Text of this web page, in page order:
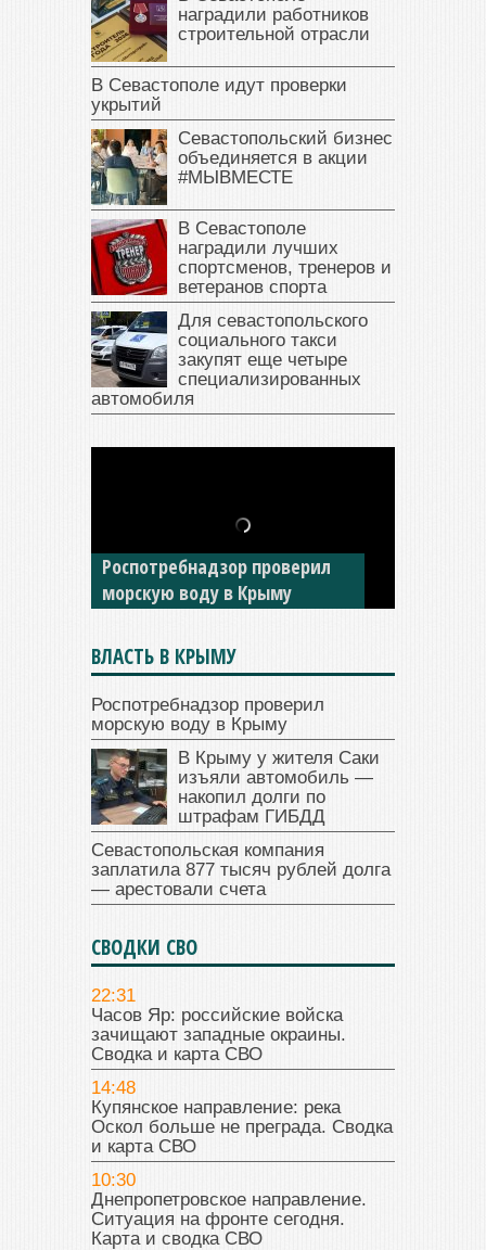
наградили работников
строительной отрасли
В Севастополе идут проверки
укрытий
Севастопольский бизнес
объединяется в акции
#МЫВМЕСТЕ
В Севастополе
наградили лучших
спортсменов, тренеров и
ветеранов спорта
Для севастопольского
социального такси
закупят еще четыре
специализированных
автомобиля
В Крыму у жителя Саки
изъяли автомобиль —
накопил долги по штрафам
ГИБДД
ВЛАСТЬ В КРЫМУ
Роспотребнадзор проверил
морскую воду в Крыму
В Крыму у жителя Саки
изъяли автомобиль —
накопил долги по
штрафам ГИБДД
Севастопольская компания
заплатила 877 тысяч рублей долга
— арестовали счета
СВОДКИ СВО
22:31
Часов Яр: российские войска
зачищают западные окраины.
Сводка и карта СВО
14:48
Купянское направление: река
Оскол больше не преграда. Сводка
и карта СВО
10:30
Днепропетровское направление.
Ситуация на фронте сегодня.
Карта и сводка СВО